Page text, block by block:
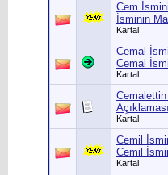
Cem
İsminin
Kartal
Cemal
Cemal
Kartal
Cemalettin
Açıklaması
Kartal
Cemil
Cemil
Kartal